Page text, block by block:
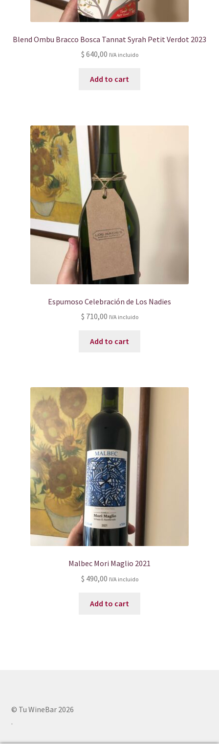
Blend Ombu Bracco Bosca Tannat Syrah Petit Verdot 2023
$ 640,00 IVA incluido
Add to cart
Espumoso Celebración de Los Nadies
$ 710,00 IVA incluido
Add to cart
Malbec Mori Maglio 2021
$ 490,00 IVA incluido
Add to cart
© Tu WineBar 2026
.